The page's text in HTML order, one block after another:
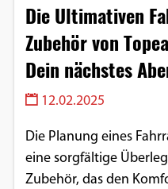
Die Ultimativen
Zubehör von
Dein nächstes
12.02.2025
Die Planung eines
eine sorgfältige
Zubehör, das den